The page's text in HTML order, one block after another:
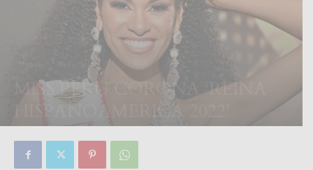
News Flash
MISS PERU CORONA ‘REINA
HISPANOAMERICA 2022’